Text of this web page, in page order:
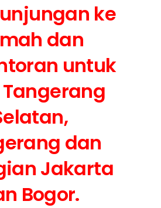
ke
dan
untuk
dan
Jakarta
Bogor.